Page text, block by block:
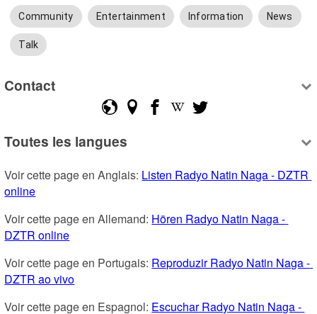
Community Entertainment Information News
Talk
Contact
Toutes les langues
Voir cette page en Anglais: Listen Radyo Natin Naga - DZTR
online
Voir cette page en Allemand: Hören Radyo Natin Naga -
DZTR online
Voir cette page en Portugais: Reproduzir Radyo Natin Naga -
DZTR ao vivo
Voir cette page en Espagnol: Escuchar Radyo Natin Naga -